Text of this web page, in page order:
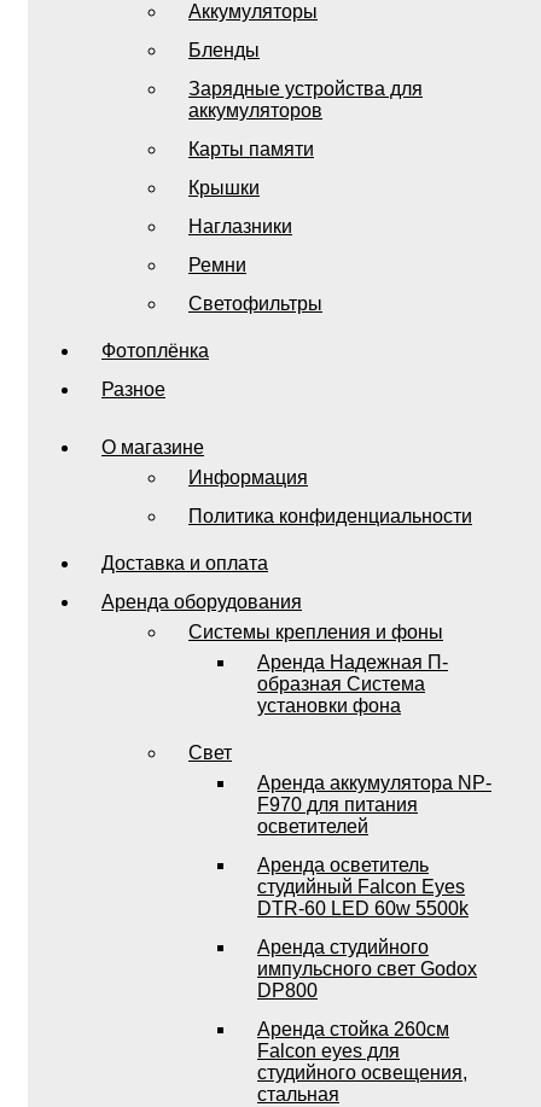
Аккумуляторы
Бленды
Зарядные устройства для
аккумуляторов
Карты памяти
Крышки
Наглазники
Ремни
Светофильтры
Фотоплёнка
Разное
О магазине
Информация
Политика конфиденциальности
Доставка и оплата
Аренда оборудования
Системы крепления и фоны
Аренда Надежная П-
образная Система
установки фона
Свет
Аренда аккумулятора NP-
F970 для питания
осветителей
Аренда осветитель
студийный Falcon Eyes
DTR-60 LED 60w 5500k
Аренда студийного
импульсного свет Godox
DP800
Аренда стойка 260см
Falcon eyes для
студийного освещения,
стальная